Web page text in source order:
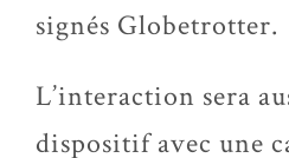
signés Globetrotter.
L’interaction sera
dispositif avec une